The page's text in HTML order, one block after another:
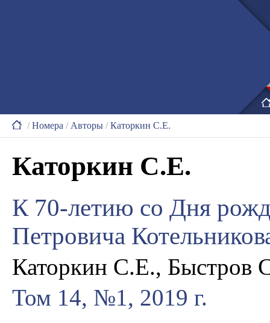
/Номера / Авторы /Каторкин С.Е.
Каторкин С.Е.
К 70-летию со Дня
Петровича
Каторкин С.Е., Быстров
Том 14, №1, 2019 г.